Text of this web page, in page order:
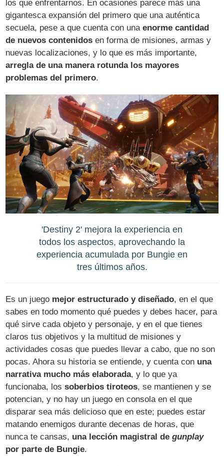
los que enfrentarnos. En ocasiones parece más una
gigantesca expansión del primero que una auténtica
secuela, pese a que cuenta con unaenorme cantidad
de nuevos contenidos en forma de misiones, armas y
nuevas localizaciones, y lo que es más importante,
arregla de una manera rotunda los mayores
problemas del primero.
'Destiny 2' mejora la experiencia en
todos los aspectos, aprovechando la
experiencia acumulada por Bungie en
tres últimos años.
Es un juego mejor estructurado y diseñado, en el que
sabes en todo momento qué puedes y debes hacer, para
qué sirve cada objeto y personaje, y en el que tienes
claros tus objetivos y la multitud de misiones y
actividades cosas que puedes llevar a cabo, que no son
pocas. Ahora su historia se entiende, y cuenta con una
narrativa mucho más elaborada, y lo que ya
funcionaba, lossoberbios tiroteos, se mantienen y se
potencian, y no hay un juego en consola en el que
disparar sea más delicioso que en este; puedes estar
matando enemigos durante decenas de horas, que
nunca te cansas, una lección magistral degunplay
por parte de Bungie.